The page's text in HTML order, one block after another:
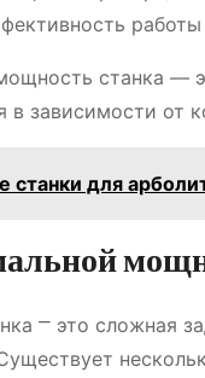
станка —
в зависимости от
станки для
⎻ это сложная